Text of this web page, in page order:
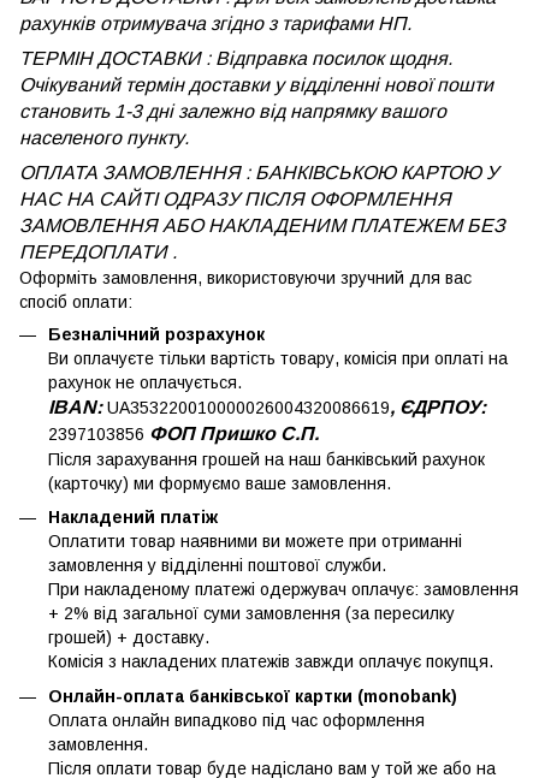
рахунків отримувача згідно з тарифами НП.
ТЕРМІН ДОСТАВКИ : Відправка посилок щодня.
Очікуваний термін доставки у відділенні нової пошти
становить 1-3 дні залежно від напрямку вашого
населеного пункту.
ОПЛАТА ЗАМОВЛЕННЯ : БАНКІВСЬКОЮ КАРТОЮ У
НАС НА САЙТІ ОДРАЗУ ПІСЛЯ ОФОРМЛЕННЯ
ЗАМОВЛЕННЯ АБО НАКЛАДЕНИМ ПЛАТЕЖЕМБЕЗ
ПЕРЕДОПЛАТИ .
Оформіть замовлення, використовуючи зручний для вас
спосіб оплати:
Безналічний розрахунок
Ви оплачуєте тільки вартість товару, комісія при оплаті на
рахунок не оплачується.
IBAN:UA353220010000026004320086619, ЄДРПОУ:
2397103856 ФОП Пришко С.П.
Після зарахування грошей на наш банківський рахунок
(карточку) ми формуємо ваше замовлення.
Накладений платіж
Оплатити товар наявними ви можете при отриманні
замовлення у відділенні поштової служби.
При накладеному платежі одержувач оплачує: замовлення
+ 2% від загальної суми замовлення (за пересилку
грошей) + доставку.
Комісія з накладених платежів завжди оплачує покупця.
Онлайн-оплата банківської картки (monobank)
Оплата онлайн випадково під час оформлення
замовлення.
Після оплати товар буде надіслано вам у той же або на